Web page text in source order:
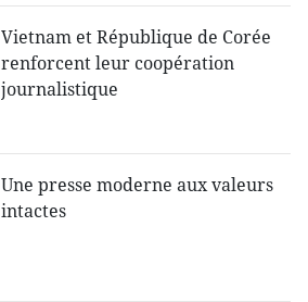
Vietnam et République de Corée
renforcent leur coopération
journalistique
Une presse moderne aux valeurs
intactes